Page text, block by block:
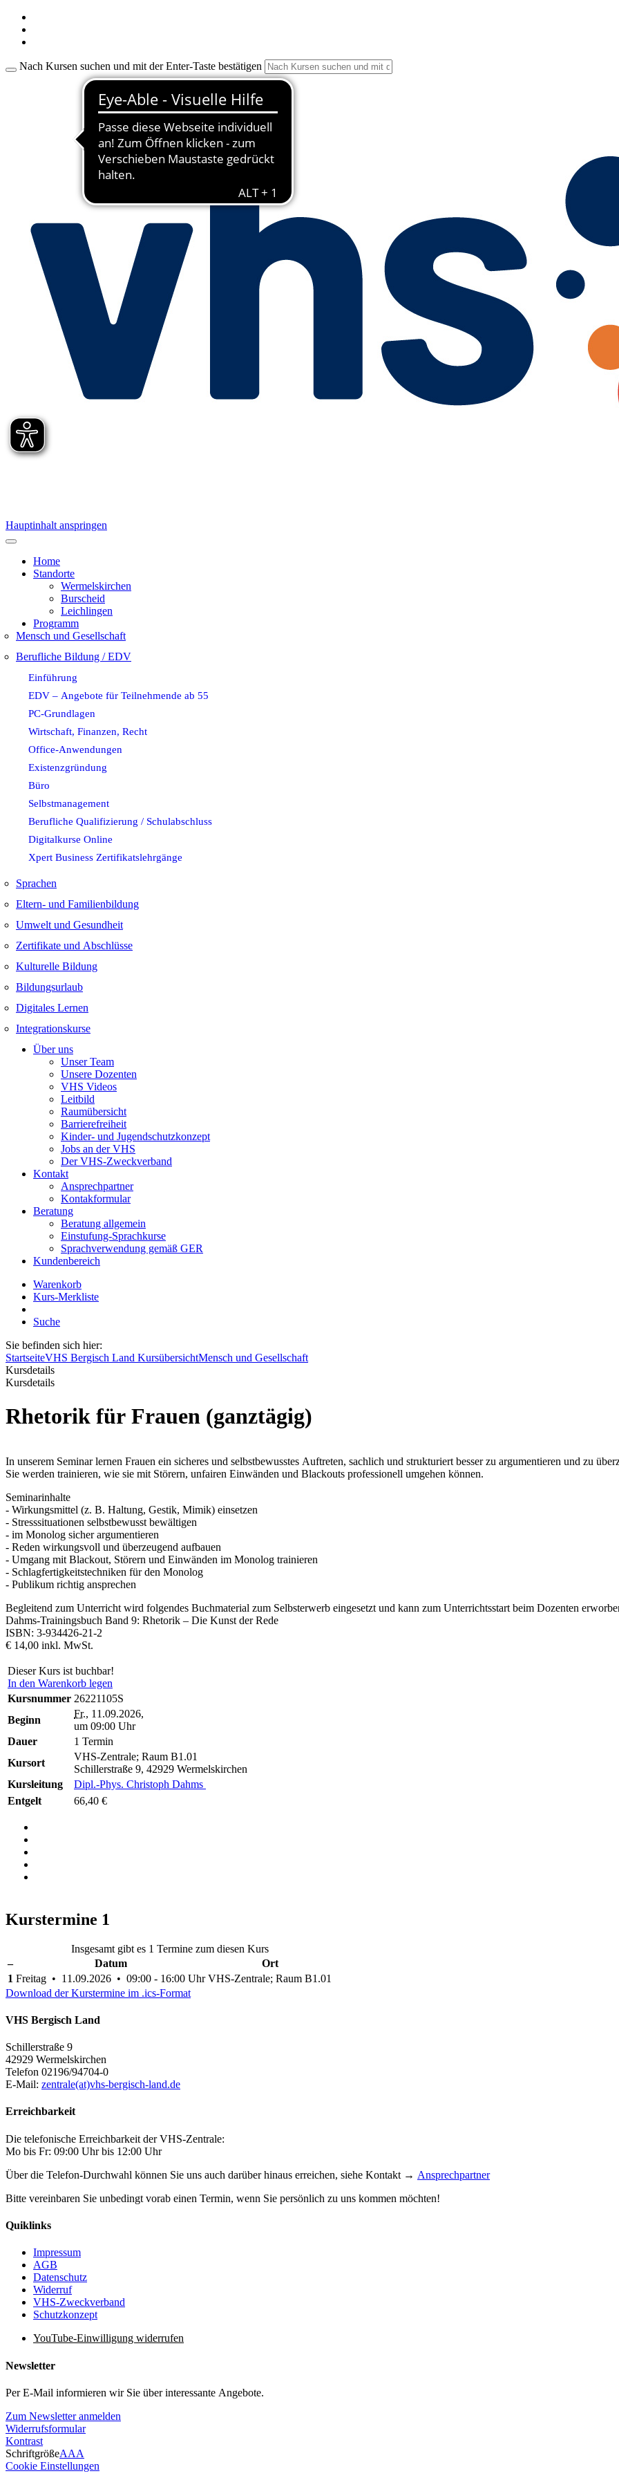
Nach Kursen suchen und mit der Enter-Taste bestätigen
Hauptinhalt anspringen
Home
Standorte
Wermelskirchen
Burscheid
Leichlingen
Programm
Mensch und Gesellschaft
Berufliche Bildung / EDV
Einführung
EDV – Angebote für Teilnehmende ab 55
PC-Grundlagen
Wirtschaft, Finanzen, Recht
Office-Anwendungen
Existenzgründung
Büro
Selbstmanagement
Berufliche Qualifizierung / Schulabschluss
Digitalkurse Online
Xpert Business Zertifikatslehrgänge
Sprachen
Eltern- und Familienbildung
Umwelt und Gesundheit
Zertifikate und Abschlüsse
Kulturelle Bildung
Bildungsurlaub
Digitales Lernen
Integrationskurse
Über uns
Unser Team
Unsere Dozenten
VHS Videos
Leitbild
Raumübersicht
Barrierefreiheit
Kinder- und Jugendschutzkonzept
Jobs an der VHS
Der VHS-Zweckverband
Kontakt
Ansprechpartner
Kontakformular
Beratung
Beratung allgemein
Einstufung-Sprachkurse
Sprachverwendung gemäß GER
Kundenbereich
Warenkorb
Kurs-Merkliste
Suche
Sie befinden sich hier:
StartseiteVHS Bergisch Land KursübersichtMensch und Gesellschaft
Kursdetails
Kursdetails
Rhetorik für Frauen (ganztägig)
In unserem Seminar lernen Frauen ein sicheres und selbstbewusstes Auftreten, sachlich und strukturiert besser zu argumentieren und zu
Sie werden trainieren, wie sie mit Störern, unfairen Einwänden und Blackouts professionell umgehen können.
Seminarinhalte
- Wirkungsmittel (z. B. Haltung, Gestik, Mimik) einsetzen
- Stresssituationen selbstbewusst bewältigen
- im Monolog sicher argumentieren
- Reden wirkungsvoll und überzeugend aufbauen
- Umgang mit Blackout, Störern und Einwänden im Monolog trainieren
- Schlagfertigkeitstechniken für den Monolog
- Publikum richtig ansprechen
Begleitend zum Unterricht wird folgendes Buchmaterial zum Selbsterwerb eingesetzt und kann zum Unterrichtsstart beim Dozenten
Dahms-Trainingsbuch Band 9: Rhetorik – Die Kunst der Rede
ISBN: 3-934426-21-2
€ 14,00 inkl. MwSt.
Dieser Kurs ist buchbar!
In den Warenkorb legen
Kursnummer 26221105S
Beginn
Fr., 11.09.2026,
um 09:00 Uhr
Dauer
1 Termin
Kursort
VHS-Zentrale; Raum B1.01
Schillerstraße 9, 42929 Wermelskirchen
Kursleitung
Dipl.-Phys. Christoph Dahms
Entgelt
66,40 €
Kurstermine 1
Insgesamt gibt es 1 Termine zum diesen Kurs
–
Datum
Ort
1 Freitag • 11.09.2026 • 09:00 - 16:00 Uhr VHS-Zentrale; Raum B1.01
Download der Kurstermine im .ics-Format
VHS Bergisch Land
Schillerstraße 9
42929 Wermelskirchen
Telefon 02196/94704-0
E-Mail: zentrale(at)vhs-bergisch-land.de
Erreichbarkeit
Die telefonische Erreichbarkeit der VHS-Zentrale:
Mo bis Fr: 09:00 Uhr bis 12:00 Uhr
Über die Telefon-Durchwahl können Sie uns auch darüber hinaus erreichen, siehe Kontakt → Ansprechpartner
Bitte vereinbaren Sie unbedingt vorab einen Termin, wenn Sie persönlich zu uns kommen möchten!
Quiklinks
Impressum
AGB
Datenschutz
Widerruf
VHS-Zweckverband
Schutzkonzept
YouTube-Einwilligung widerrufen
Newsletter
Per E-Mail informieren wir Sie über interessante Angebote.
Zum Newsletter anmelden
Widerrufsformular
Kontrast
SchriftgrößeAAA
Cookie Einstellungen